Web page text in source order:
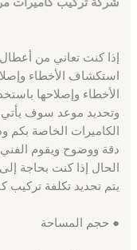
إذا كنت تعاني من
استكشاف الأخطاء
الأخطاء وإصلاحها
وتحديد موعد سوف
الكاميرات الخاصة
دقة ووضوح ويقوم
الحال إذا كنت بحاجة
يتم تحديد تكلفة تركيب
● حجم المساحة